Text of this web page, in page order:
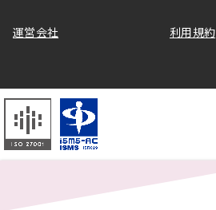
運営会社 利用規約